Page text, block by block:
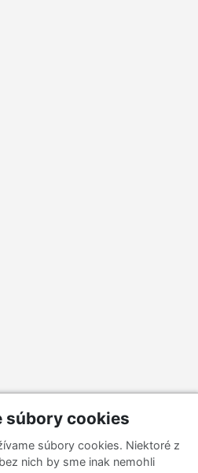
newslettera a nenechajte si
súbory cookies
súbory cookies. Niektoré z
nich by sme inak nemohli